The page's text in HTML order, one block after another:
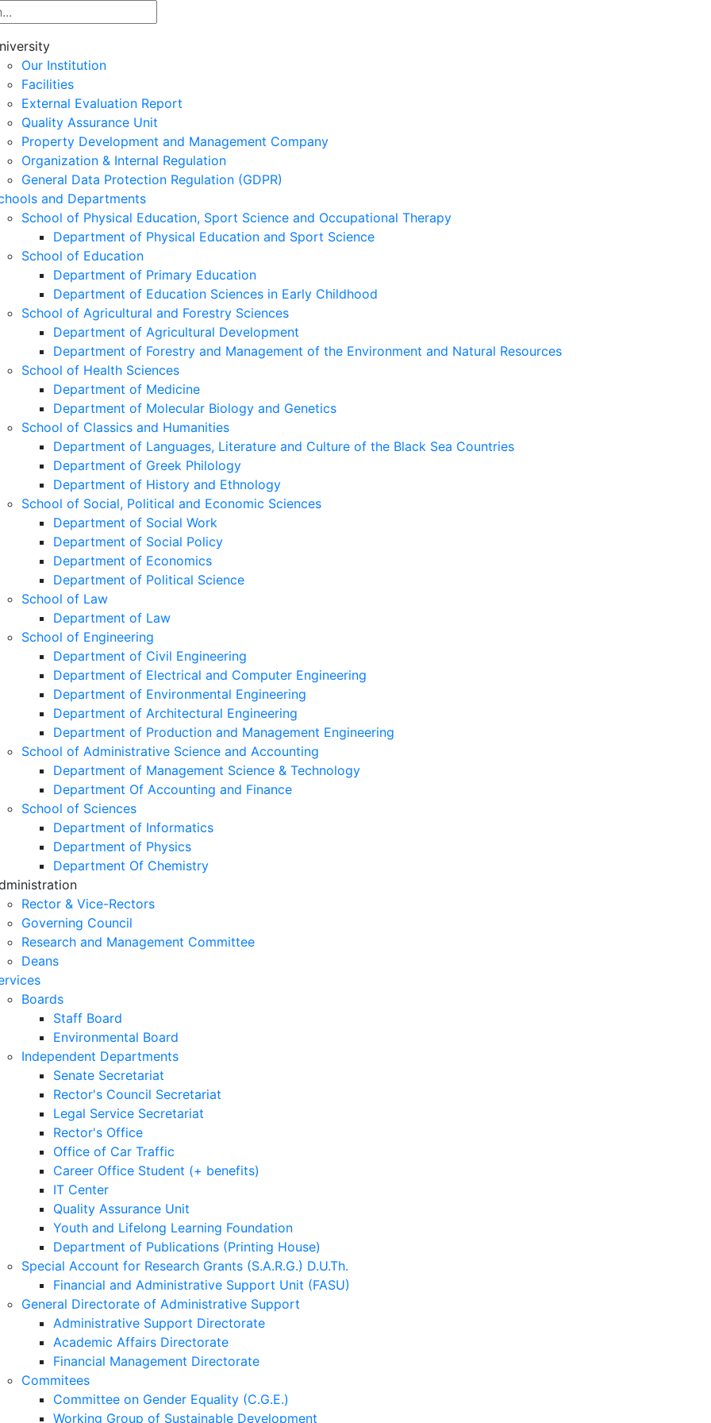
Our Institution
Facilities
External Evaluation Report
Quality Assurance Unit
Property Development and Management Company
Organization & Internal Regulation
General Data Protection Regulation (GDPR)
and Departments
School of Physical Education, Sport Science and Occupational Therapy
Department of Physical Education and Sport Science
School of Education
Department of Primary Education
Department of Education Sciences in Early Childhood
School of Agricultural and Forestry Sciences
Department of Agricultural Development
Department of Forestry and Management of the Environment and Natural Resources
School of Health Sciences
Department of Medicine
Department of Molecular Biology and Genetics
School of Classics and Humanities
Department of Languages, Literature and Culture of the Black Sea Countries
Department of Greek Philology
Department of History and Ethnology
School of Social, Political and Economic Sciences
Department of Social Work
Department of Social Policy
Department of Economics
Department of Political Science
School of Law
Department of Law
School of Engineering
Department of Civil Engineering
Department of Electrical and Computer Engineering
Department of Environmental Engineering
Department of Architectural Engineering
Department of Production and Management Engineering
School of Administrative Science and Accounting
Department of Management Science & Technology
Department Of Accounting and Finance
School of Sciences
Department of Informatics
Department of Physics
Department Of Chemistry
Rector & Vice-Rectors
Governing Council
Research and Management Committee
Deans
Boards
Staff Board
Environmental Board
Independent Departments
Senate Secretariat
Rector's Council Secretariat
Legal Service Secretariat
Rector's Office
Office of Car Traffic
Career Office Student (+ benefits)
IT Center
Quality Assurance Unit
Youth and Lifelong Learning Foundation
Department of Publications (Printing House)
Special Account for Research Grants (S.A.R.G.) D.U.Th.
Financial and Administrative Support Unit (FASU)
General Directorate of Administrative Support
Administrative Support Directorate
Academic Affairs Directorate
Financial Management Directorate
Commitees
Committee on Gender Equality (C.G.E.)
Working Group of Sustainable Development